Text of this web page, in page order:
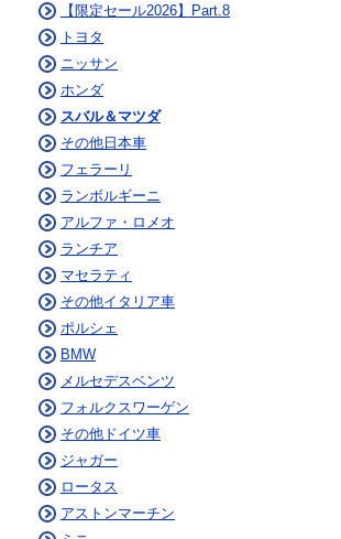
【限定セール2026】Part.8
トヨタ
ニッサン
ホンダ
スバル＆マツダ
その他日本車
フェラーリ
ランボルギーニ
アルファ・ロメオ
ランチア
マセラティ
その他イタリア車
ポルシェ
BMW
メルセデスベンツ
フォルクスワーゲン
その他ドイツ車
ジャガー
ロータス
アストンマーチン